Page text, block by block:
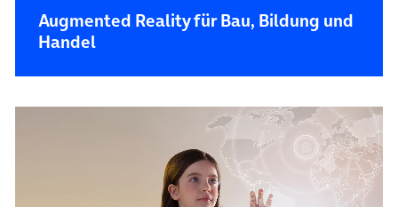
Augmented Reality für Bau, Bildung und
Handel